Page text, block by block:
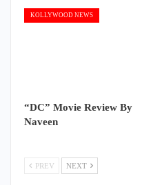
KOLLYWOOD NEWS
“DC” Movie Review By
Naveen
PREV NEXT